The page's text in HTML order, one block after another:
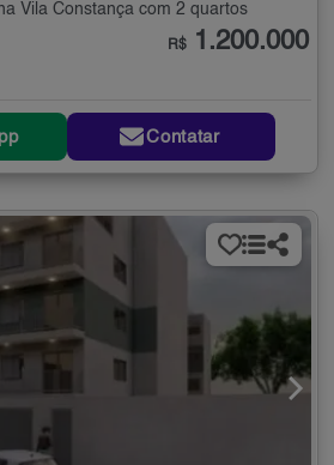
Vila Constança com 2 quartos
R$ 1.200.000
Contatar